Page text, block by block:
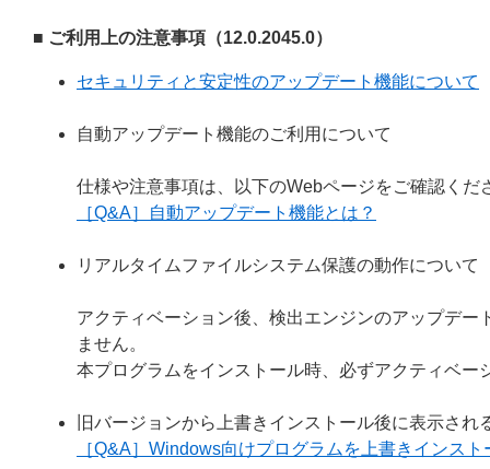
■ ご利用上の注意事項（12.0.2045.0）
セキュリティと安定性のアップデート機能について
自動アップデート機能のご利用について
仕様や注意事項は、以下のWebページをご確認くだ
［Q&A］自動アップデート機能とは？
リアルタイムファイルシステム保護の動作について
アクティベーション後、検出エンジンのアップデ
ません。
本プログラムをインストール時、必ずアクティベ
旧バージョンから上書きインストール後に表示され
［Q&A］Windows向けプログラムを上書きインス